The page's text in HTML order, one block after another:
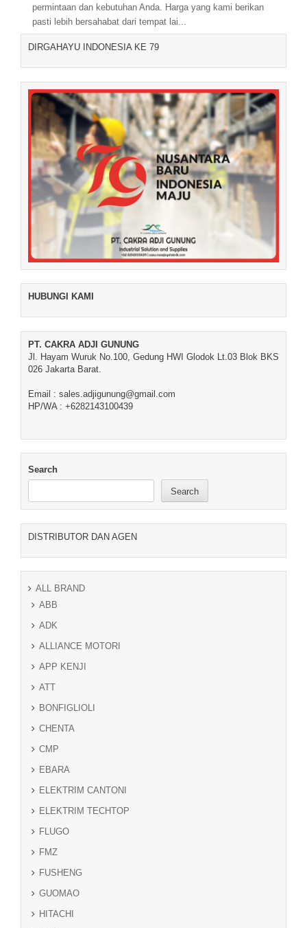
permintaan dan kebutuhan Anda. Harga yang kami berikan
pasti lebih bersahabat dari tempat lai...
DIRGAHAYU INDONESIA KE 79
HUBUNGI KAMI
PT. CAKRA ADJI GUNUNG
Jl. Hayam Wuruk No.100, Gedung HWI Glodok Lt.03 Blok BKS
026 Jakarta Barat.
Email : sales.adjigunung@gmail.com
HP/WA : +6282143100439
Search
Search
DISTRIBUTOR DAN AGEN
ALL BRAND
ABB
ADK
ALLIANCE MOTORI
APP KENJI
ATT
BONFIGLIOLI
CHENTA
CMP
EBARA
ELEKTRIM CANTONI
ELEKTRIM TECHTOP
FLUGO
FMZ
FUSHENG
GUOMAO
HITACHI